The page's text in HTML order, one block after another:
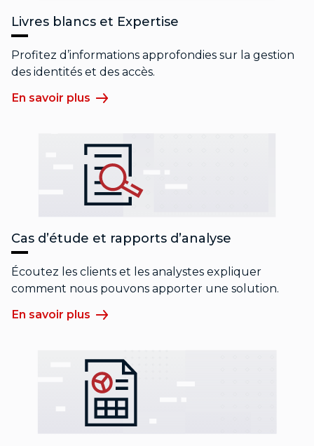
Livres blancs et Expertise
Profitez d’informations approfondies sur la gestion
des identités et des accès.
En savoir plus
Cas d’étude et rapports d’analyse
Écoutez les clients et les analystes expliquer
comment nous pouvons apporter une solution.
En savoir plus